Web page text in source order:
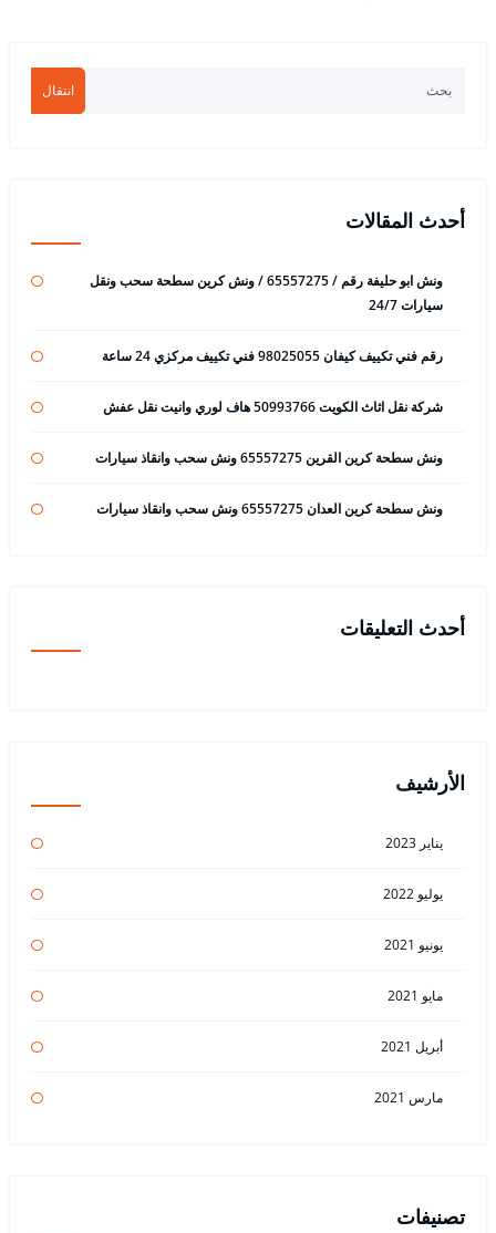
انتقال
أحدث المقالات
ونش ابو حليفة رقم / 65557275 / ونش كرين سطحة سحب ونقل
سيارات 24/7
رقم فني تكييف كيفان 98025055 فني تكييف مركزي 24 ساعة
شركة نقل اثاث الكويت 50993766 هاف لوري وانيت نقل عفش
ونش سطحة كرين القرين 65557275 ونش سحب وانقاذ سيارات
ونش سطحة كرين العدان 65557275 ونش سحب وانقاذ سيارات
أحدث التعليقات
الأرشيف
يناير 2023
يوليو 2022
يونيو 2021
مايو 2021
أبريل 2021
مارس 2021
تصنيفات